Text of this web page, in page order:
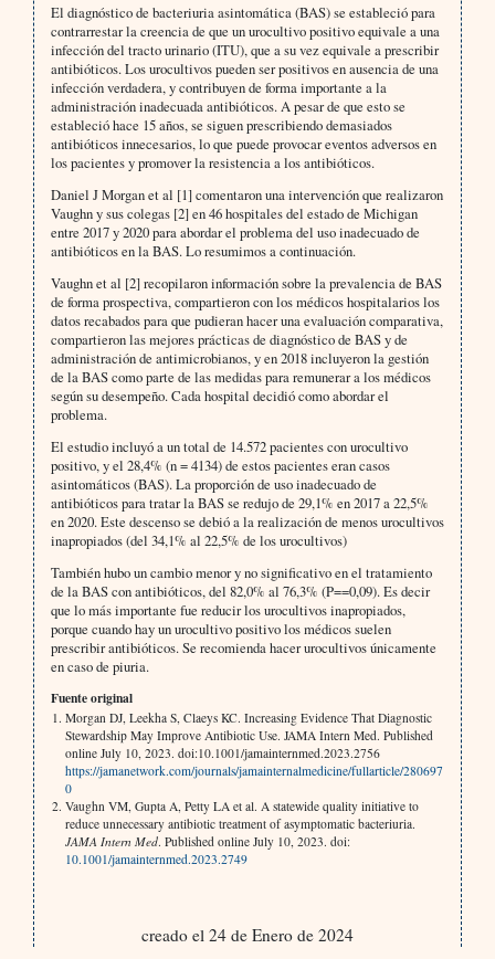
El diagnóstico de bacteriuria asintomática (BAS) se estableció para
contrarrestar la creencia de que un urocultivo positivo equivale a una
infección del tracto urinario (ITU), que a su vez equivale a prescribir
antibióticos. Los urocultivos pueden ser positivos en ausencia de una
infección verdadera, y contribuyen de forma importante a la
administración inadecuada antibióticos. A pesar de que esto se
estableció hace 15 años, se siguen prescribiendo demasiados
antibióticos innecesarios, lo que puede provocar eventos adversos en
los pacientes y promover la resistencia a los antibióticos.
Daniel J Morgan et al [1] comentaron una intervención que realizaron
Vaughn y sus colegas [2] en 46 hospitales del estado de Michigan
entre 2017 y 2020 para abordar el problema del uso inadecuado de
antibióticos en la BAS. Lo resumimos a continuación.
Vaughn et al [2] recopilaron información sobre la prevalencia de BAS
de forma prospectiva, compartieron con los médicos hospitalarios los
datos recabados para que pudieran hacer una evaluación comparativa,
compartieron las mejores prácticas de diagnóstico de BAS y de
administración de antimicrobianos, y en 2018 incluyeron la gestión
de la BAS como parte de las medidas para remunerar a los médicos
según su desempeño. Cada hospital decidió como abordar el
problema.
El estudio incluyó a un total de 14.572 pacientes con urocultivo
positivo, y el 28,4% (n = 4134) de estos pacientes eran casos
asintomáticos (BAS). La proporción de uso inadecuado de
antibióticos para tratar la BAS se redujo de 29,1% en 2017 a 22,5%
en 2020. Este descenso se debió a la realización de menos urocultivos
inapropiados (del 34,1% al 22,5% de los urocultivos)
También hubo un cambio menor y no significativo en el tratamiento
de la BAS con antibióticos, del 82,0% al 76,3% (P==0,09). Es decir
que lo más importante fue reducir los urocultivos inapropiados,
porque cuando hay un urocultivo positivo los médicos suelen
prescribir antibióticos. Se recomienda hacer urocultivos únicamente
en caso de piuria.
Fuente original
Morgan DJ, Leekha S, Claeys KC. Increasing Evidence That Diagnostic
Stewardship May Improve Antibiotic Use. JAMA Intern Med. Published
online July 10, 2023. doi:10.1001/jamainternmed.2023.2756
https://jamanetwork.com/journals/jamainternalmedicine/fullarticle/280697
0
Vaughn VM, Gupta A, Petty LA et al. A statewide quality initiative to
reduce unnecessary antibiotic treatment of asymptomatic bacteriuria.
JAMA Intern Med. Published online July 10, 2023. doi:
10.1001/jamainternmed.2023.2749
creado el 24 de Enero de 2024